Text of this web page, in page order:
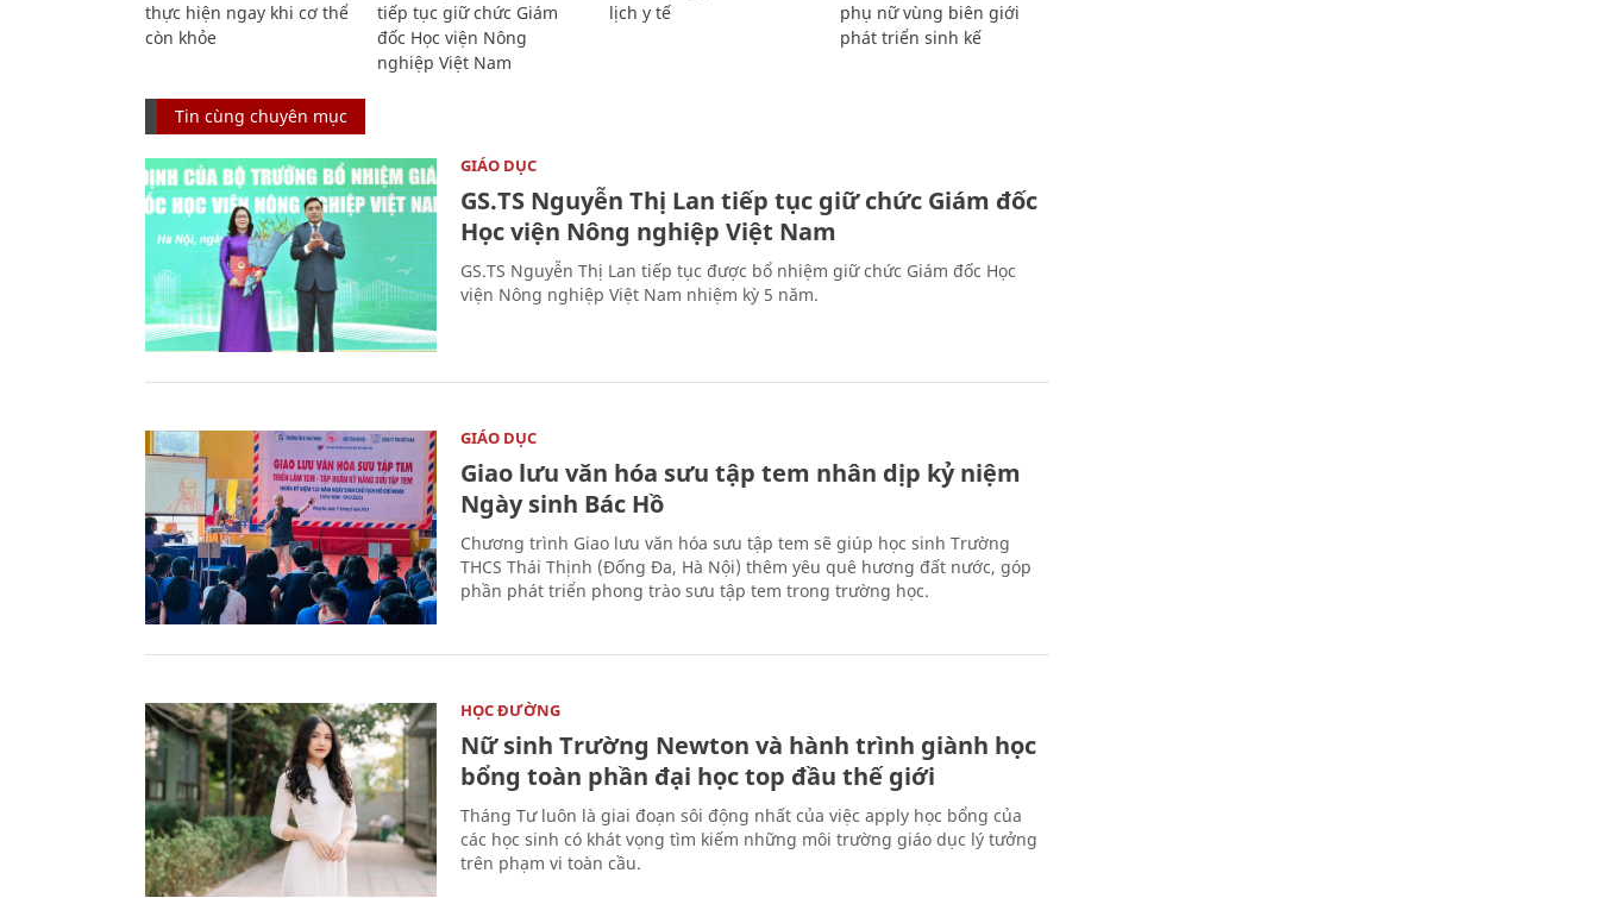
thực hiện ngay khi cơ thể
còn khỏe
tiếp tục giữ chức Giám
đốc Học viện Nông
nghiệp Việt Nam
lịch y tế
phụ nữ vùng biên giới
phát triển sinh kế
Tin cùng chuyên mục
GIÁO DỤC
GS.TS Nguyễn Thị Lan tiếp tục giữ chức Giám đốc
Học viện Nông nghiệp Việt Nam
GS.TS Nguyễn Thị Lan tiếp tục được bổ nhiệm giữ chức Giám đốc Học
viện Nông nghiệp Việt Nam nhiệm kỳ 5 năm.
GIÁO DỤC
Giao lưu văn hóa sưu tập tem nhân dịp kỷ niệm
Ngày sinh Bác Hồ
Chương trình Giao lưu văn hóa sưu tập tem sẽ giúp học sinh Trường
THCS Thái Thịnh (Đống Đa, Hà Nội) thêm yêu quê hương đất nước, góp
phần phát triển phong trào sưu tập tem trong trường học.
HỌC ĐƯỜNG
Nữ sinh Trường Newton và hành trình giành học
bổng toàn phần đại học top đầu thế giới
Tháng Tư luôn là giai đoạn sôi động nhất của việc apply học bổng của
các học sinh có khát vọng tìm kiếm những môi trường giáo dục lý tưởng
trên phạm vi toàn cầu.